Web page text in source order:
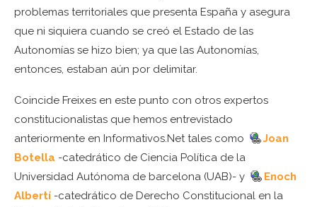
problemas territoriales que presenta España y asegura
que ni siquiera cuando se creó el Estado de las
Autonomías se hizo bien; ya que las Autonomías,
entonces, estaban aún por delimitar.
Coincide Freixes en este punto con otros expertos
constitucionalistas que hemos entrevistado
anteriormente en Informativos.Net tales como
Joan
Botella -catedrático de Ciencia Política de la
Universidad Autónoma de barcelona (UAB)- y
Enoch
Albertí -catedrático de Derecho Constitucional en la